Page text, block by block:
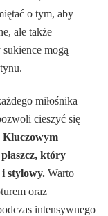
o tym, aby
ale także
mogą
miłośnika
cieszyć się
Kluczowym
który
stylowy. Warto
oraz
intensywnego